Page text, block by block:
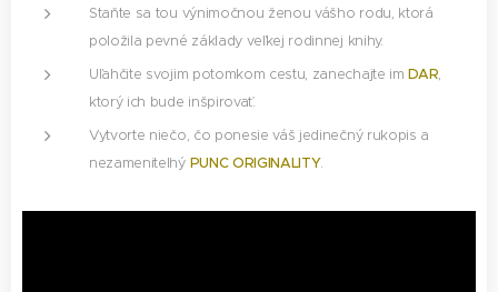
Staňte sa tou výnimočnou ženou vášho rodu, ktorá
položila pevné základy veľkej rodinnej knihy.
Uľahčite svojim potomkom cestu, zanechajte imDAR,
ktorý ich bude inšpirovať.
Vytvorte niečo, čo ponesie váš jedinečný rukopis a
nezameniteľný PUNC ORIGINALITY.